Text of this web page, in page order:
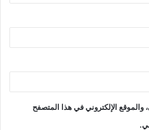
الإلكتروني في هذا المتصفح